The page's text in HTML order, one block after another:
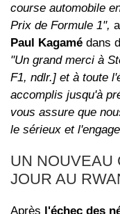
course automobile
Prix de Formule 1",
Paul Kagamé dans
"Un grand merci à
F1, ndlr.] et à toute
accomplis jusqu'à
vous assure que
le sérieux et
UN NOUVEAU
JOUR AU
Après l'échec des